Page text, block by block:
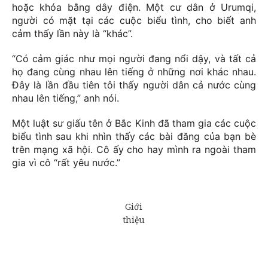
hoặc khóa bằng dây điện. Một cư dân ở Urumqi,
người có mặt tại các cuộc biểu tình, cho biết anh
cảm thấy lần này là “khác”.
“Có cảm giác như mọi người đang nổi dậy, và tất cả
họ đang cùng nhau lên tiếng ở những nơi khác nhau.
Đây là lần đầu tiên tôi thấy người dân cả nước cùng
nhau lên tiếng,” anh nói.
Một luật sư giấu tên ở Bắc Kinh đã tham gia các cuộc
biểu tình sau khi nhìn thấy các bài đăng của bạn bè
trên mạng xã hội. Cô ấy cho hay mình ra ngoài tham
gia vì cô “rất yêu nước.”